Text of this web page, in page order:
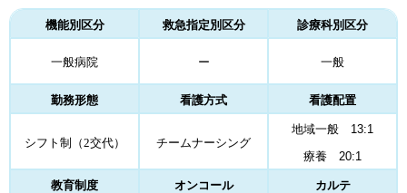
機能別区分 救急指定別区分 診療科別区分
一般病院 ー 一般
勤務形態 看護方式 看護配置
シフト制（2交代） チームナーシング
地域一般 13:1
療養 20:1
教育制度 オンコール カルテ